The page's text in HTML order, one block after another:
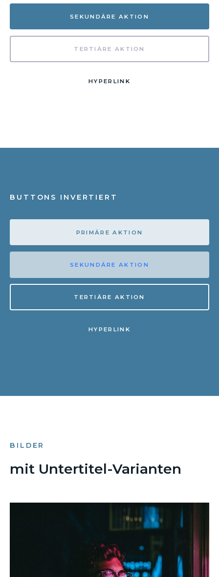
SEKUNDÄRE AKTION
TERTIÄRE AKTION
HYPERLINK
BUTTONS INVERTIERT
PRIMÄRE AKTION
SEKUNDÄRE AKTION
TERTIÄRE AKTION
HYPERLINK
BILDER
mit Untertitel-Varianten